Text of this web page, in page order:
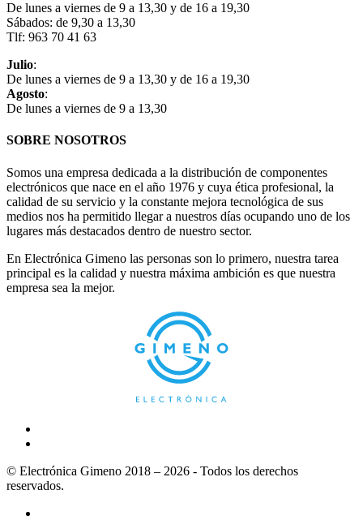
De lunes a viernes de 9 a 13,30 y de 16 a 19,30
Sábados: de 9,30 a 13,30
Tlf: 963 70 41 63
Julio:
De lunes a viernes de 9 a 13,30 y de 16 a 19,30
Agosto:
De lunes a viernes de 9 a 13,30
SOBRE NOSOTROS
Somos una empresa dedicada a la distribución de componentes
electrónicos que nace en el año 1976 y cuya ética profesional, la
calidad de su servicio y la constante mejora tecnológica de sus
medios nos ha permitido llegar a nuestros días ocupando uno de los
lugares más destacados dentro de nuestro sector.
En Electrónica Gimeno las personas son lo primero, nuestra tarea
principal es la calidad y nuestra máxima ambición es que nuestra
empresa sea la mejor.
© Electrónica Gimeno 2018 – 2026 - Todos los derechos
reservados.